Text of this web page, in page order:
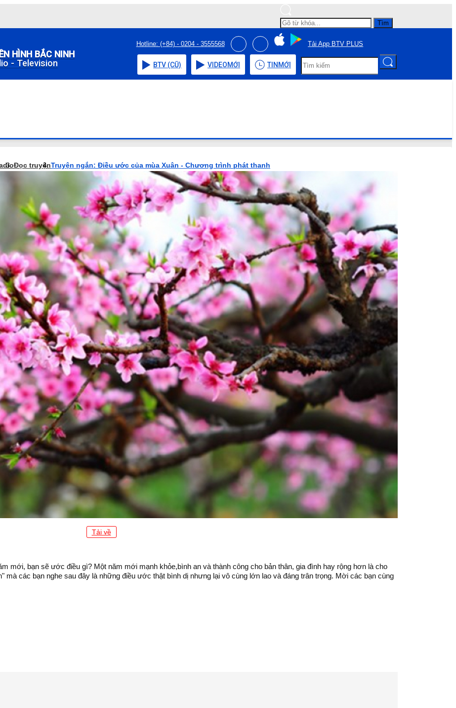
Tìm
HÌNH BẮC NINH
- Television
Hotline: (+84) - 0204 - 3555568 Tải App BTV PLUS
BTV (CŨ) VIDEOMỚI TIN MỚI
Đọc truyệnTruyện ngắn: Điều ước của mùa Xuân - Chương trình phát thanh
Tải về
mới, bạn sẽ ước điều gì? Một năm mới mạnh khỏe,bình an và thành công cho bản thân, gia đình hay rộng hơn là cho
các bạn nghe sau đây là những điều ước thật bình dị nhưng lại vô cùng lớn lao và đáng trân trọng. Mời các bạn cùng